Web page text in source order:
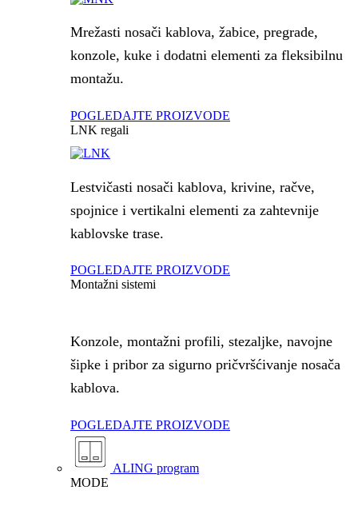
Mrežasti nosači kablova, žabice, pregrade,
konzole, kuke i dodatni elementi za fleksibilnu
montažu.
POGLEDAJTE PROIZVODE
LNK regali
Lestvičasti nosači kablova, krivine, račve,
spojnice i vertikalni elementi za zahtevnije
kablovske trase.
POGLEDAJTE PROIZVODE
Montažni sistemi
Konzole, montažni profili, stezaljke, navojne
šipke i pribor za sigurno pričvršćivanje nosača
kablova.
POGLEDAJTE PROIZVODE
ALING program
MODE